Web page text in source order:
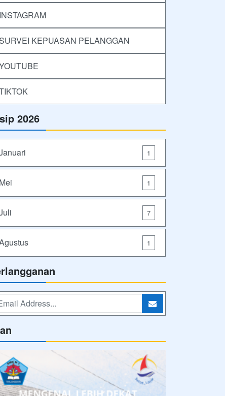
INSTAGRAM
KEPUASAN PELANGGAN
2026
1
Mei 1
7
1